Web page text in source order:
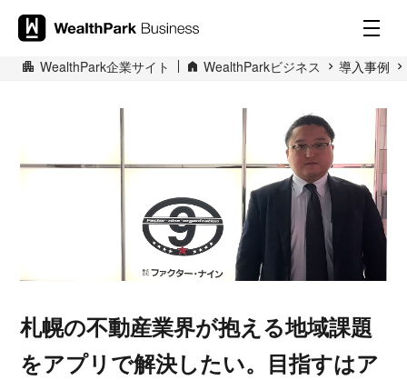
WealthPark企業サイト WealthParkビジネス 導入事例
札幌の不動産業界が抱える地域課題
をアプリで解決したい。目指すはア